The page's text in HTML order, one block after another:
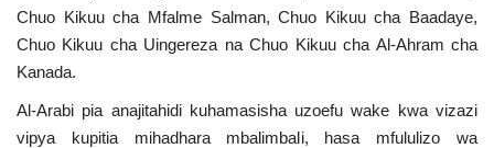
Chuo Kikuu cha Mfalme Salman, Chuo Kikuu cha Baadaye,
Chuo Kikuu cha Uingereza na Chuo Kikuu cha Al-Ahram cha
Kanada.
Al-Arabi pia anajitahidi kuhamasisha uzoefu wake kwa vizazi
vipya kupitia mihadhara mbalimbali, hasa mfululizo wa